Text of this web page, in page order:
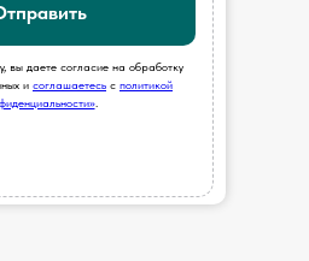
вы даете согласие на обработку
и соглашаетесь c политикой
.